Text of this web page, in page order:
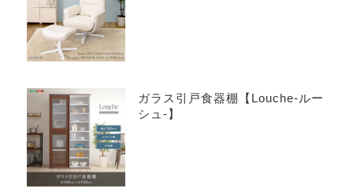
ガラス引戸食器棚【Louche-ルー
シュ-】